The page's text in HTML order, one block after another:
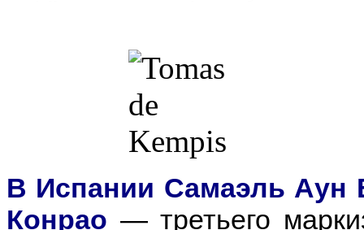
В Испании Самаэль Аун
Конрао — третьего